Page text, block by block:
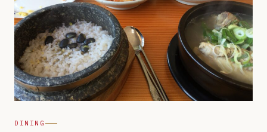
DINING